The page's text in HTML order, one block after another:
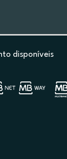
disponíveis